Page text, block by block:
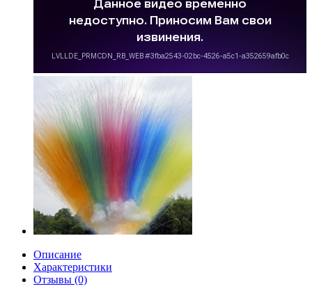
Описание
Характеристики
Отзывы (0)